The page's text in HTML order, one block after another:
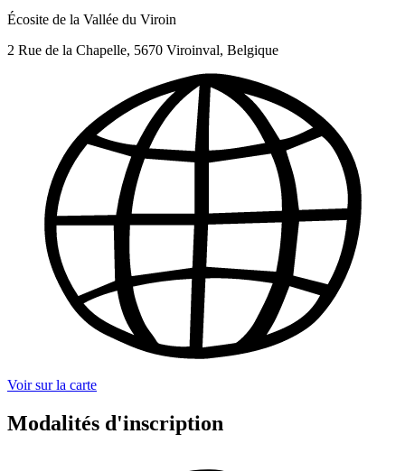
Écosite de la Vallée du Viroin
2 Rue de la Chapelle, 5670 Viroinval, Belgique
Voir sur la carte
Modalités d'inscription